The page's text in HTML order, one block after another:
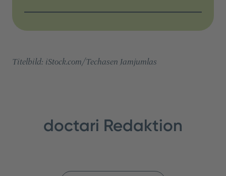
Titelbild: iStock.com/Techasen Jamjumlas
doctari Redaktion